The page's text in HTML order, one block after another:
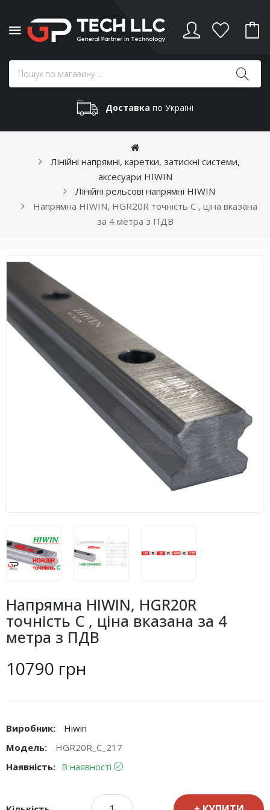
Доставка по Україні
Лінійні напрямні, каретки, затискні системи,
аксесуари HIWIN
Лінійні рельсові напрямні HIWIN
Напрямна HIWIN, HGR20R точність C , ціна вказана
за 4 метра з ПДВ
Напрямна HIWIN, HGR20R
точність C , ціна вказана за 4
метра з ПДВ
10790 грн
Виробник:
Hiwin
Модель:
HGR20R_C_217
Наявність: В наявності